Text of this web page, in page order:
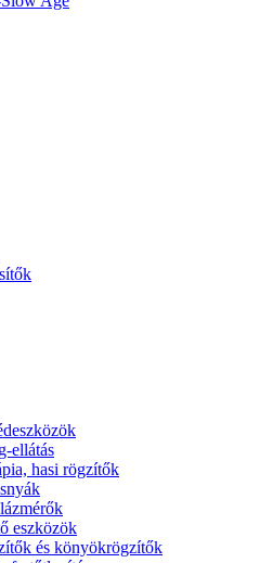
ellátás
hasi rögzítők
eszközök
és könyökrögzítők